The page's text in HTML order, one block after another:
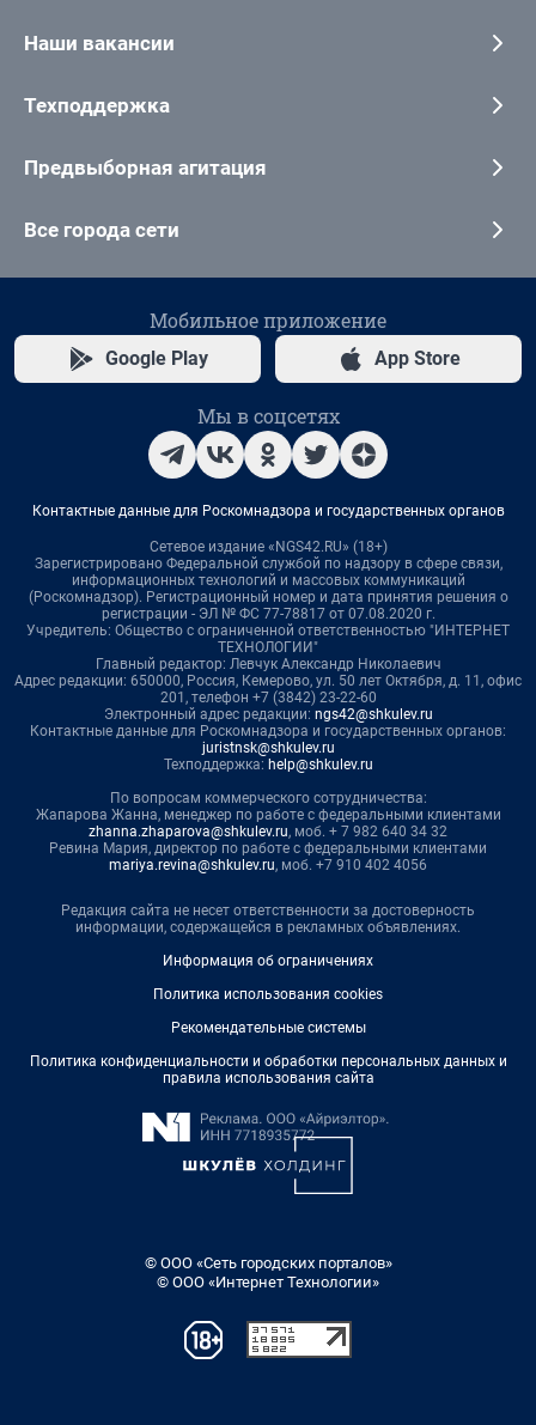
Наши вакансии
Техподдержка
Предвыборная агитация
Все города сети
Мобильное приложение
Google Play App Store
Мы в соцсетях
Контактные данные для Роскомнадзора и государственных органов
Сетевое издание «NGS42.RU» (18+)
Зарегистрировано Федеральной службой по надзору в сфере связи,
информационных технологий и массовых коммуникаций
(Роскомнадзор). Регистрационный номер и дата принятия решения о
регистрации - ЭЛ № ФС 77-78817 от 07.08.2020 г.
Учредитель: Общество с ограниченной ответственностью "ИНТЕРНЕТ
ТЕХНОЛОГИИ"
Главный редактор: Левчук Александр Николаевич
Адрес редакции: 650000, Россия, Кемерово, ул. 50 лет Октября, д. 11, офис
201, телефон +7 (3842) 23-22-60
Электронный адрес редакции: ngs42@shkulev.ru
Контактные данные для Роскомнадзора и государственных органов:
juristnsk@shkulev.ru
Техподдержка: help@shkulev.ru
По вопросам коммерческого сотрудничества:
Жапарова Жанна, менеджер по работе с федеральными клиентами
zhanna.zhaparova@shkulev.ru, моб. + 7 982 640 34 32
Ревина Мария, директор по работе с федеральными клиентами
mariya.revina@shkulev.ru, моб. +7 910 402 4056
Редакция сайта не несет ответственности за достоверность
информации, содержащейся в рекламных объявлениях.
Информация об ограничениях
Политика использования cookies
Рекомендательные системы
Политика конфиденциальности и обработки персональных данных и
правила использования сайта
© ООО «Сеть городских порталов»
© ООО «Интернет Технологии»